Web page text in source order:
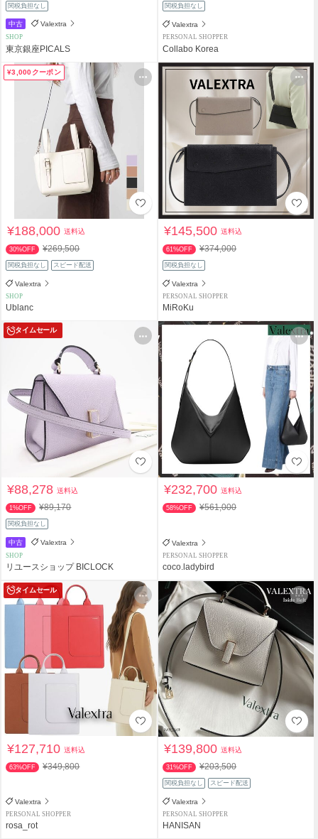
関税負担なし
中古 Valextra
SHOP
東京銀座PICALS
関税負担なし
Valextra
PERSONAL SHOPPER
Collabo Korea
¥3,000クーポン
¥188,000送料込
30%OFF ¥269,500
関税負担なし スピード配送
Valextra
SHOP
Ublanc
¥145,500送料込
61%OFF ¥374,000
関税負担なし
Valextra
PERSONAL SHOPPER
MiRoKu
タイムセール
¥88,278送料込
1%OFF ¥89,170
関税負担なし
中古 Valextra
SHOP
リユースショップ BICLOCK
¥232,700送料込
58%OFF ¥561,000
Valextra
PERSONAL SHOPPER
coco.ladybird
タイムセール
¥127,710送料込
63%OFF ¥349,800
Valextra
PERSONAL SHOPPER
rosa_rot
¥139,800送料込
31%OFF ¥203,500
関税負担なし スピード配送
Valextra
PERSONAL SHOPPER
HANISAN